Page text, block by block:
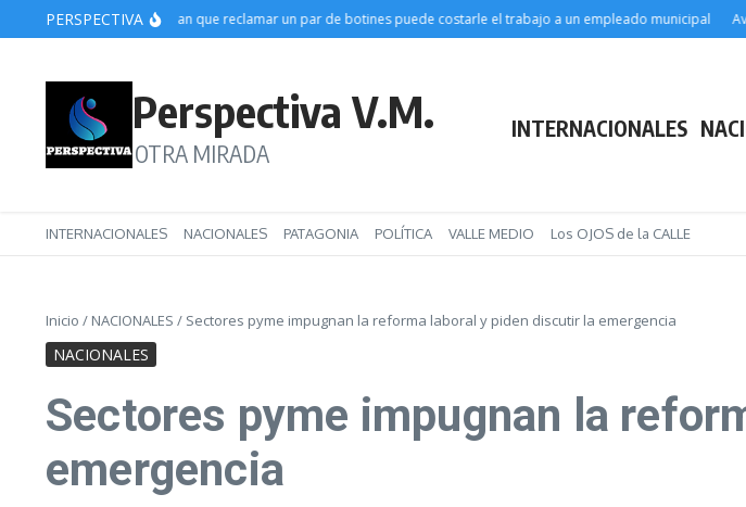
Saltar al contenido
PERSPECTIVA
Choele Choel: denuncian que reclamar un par de botines puede costarle el trabajo a un empleado municipal
Perspectiva V.M.
OTRA MIRADA
INTERNACIONALES
INTERNACIONALES NACIONALES PATAGONIA POLÍTICA VALLE MEDIO Los OJOS de la CALLE
Inicio / NACIONALES / Sectores pyme impugnan la reforma laboral y piden discutir la emergencia
NACIONALES
Sectores pyme impugnan la
emergencia